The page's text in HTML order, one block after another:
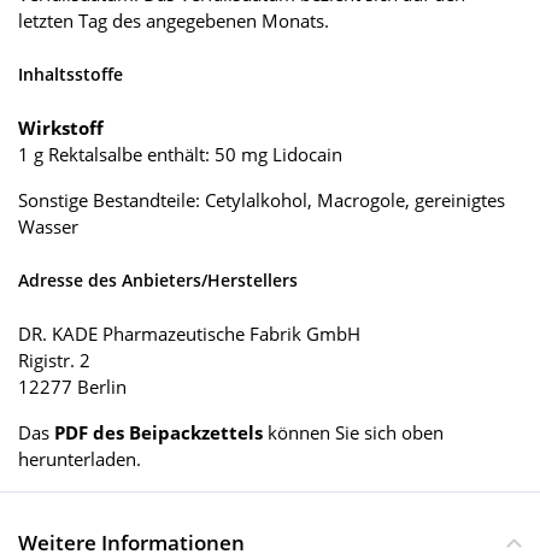
letzten Tag des angegebenen Monats.
Inhaltsstoffe
Wirkstoff
1 g Rektalsalbe enthält: 50 mg Lidocain
Sonstige Bestandteile: Cetylalkohol, Macrogole, gereinigtes
Wasser
Adresse des Anbieters/Herstellers
DR. KADE Pharmazeutische Fabrik GmbH
Rigistr. 2
12277 Berlin
Das PDF des Beipackzettels können Sie sich oben
herunterladen.
Weitere Informationen